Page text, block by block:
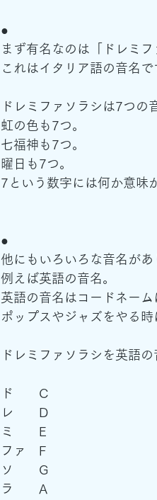
●
まず有名なのは「ドレミフ
これはイタリア語の音名で
ドレミファソラシは7つの
虹の色も7つ。
七福神も7つ。
曜日も7つ。
7という数字には何か意味
●
他にもいろいろな音名があ
例えば英語の音名。
英語の音名はコードネーム
ポップスやジャズをやる時
ドレミファソラシを英語
ド　　C
レ　　D
ミ　　E
ファ　F
ソ　　G
ラ　　A